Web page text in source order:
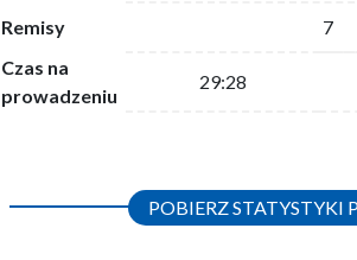
Remisy
7
Czas na
prowadzeniu
29:28
POBIERZ STATYSTYKI